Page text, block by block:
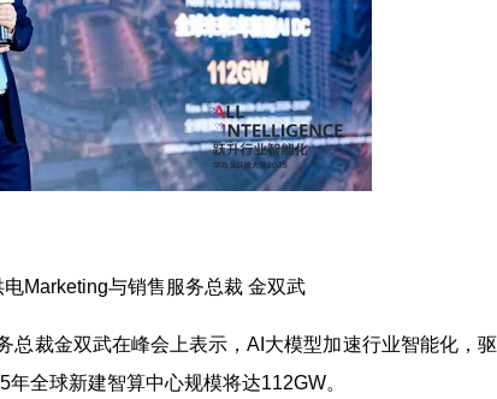
Marketing与销售服务总裁 金双武
裁金双武在峰会上表示，AI大模型加速行业智能化，
全球新建智算中心规模将达112GW。